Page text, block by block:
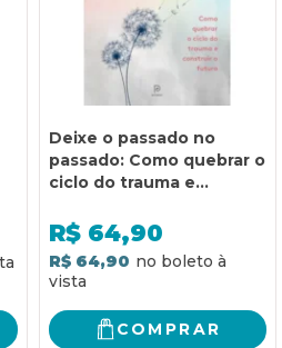
Deixe o passado no
passado: Como quebrar o
ciclo do trauma e
R$ 64,90
R$ 64,90
COMPRAR